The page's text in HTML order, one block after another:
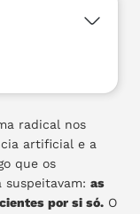
radical nos
artificial e a
que os
suspeitavam: as
por si só. O